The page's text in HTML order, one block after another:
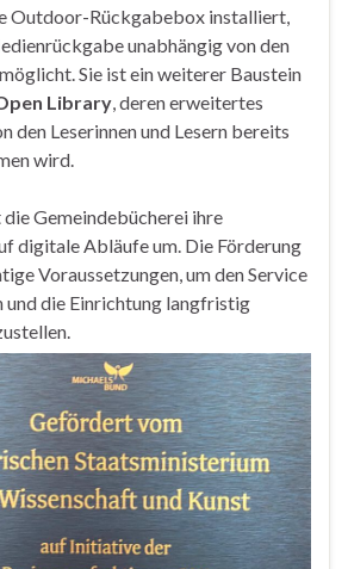
Outdoor-Rückgabebox installiert,
unabhängig von den
Sie ist ein weiterer Baustein
Library , deren erweitertes
den Leserinnen und Lesern bereits
wird.
Gemeindebücherei ihre
digitale Abläufe um. Die Förderung
Voraussetzungen, um den Service
und die Einrichtung langfristig